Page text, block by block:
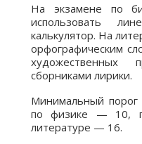
На экзамене по
использовать
калькулятор. На
орфографическим
художественных
сборниками лирики.
Минимальный
по физике — 10,
литературе — 16.